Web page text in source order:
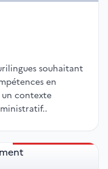
souhaitant
en
contexte